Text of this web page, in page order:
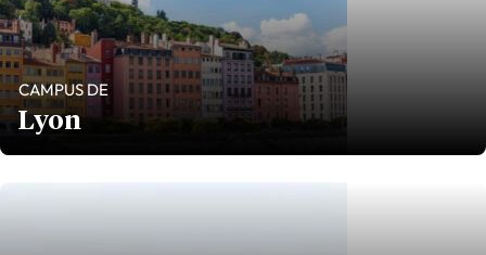
CAMPUS DE
Lyon